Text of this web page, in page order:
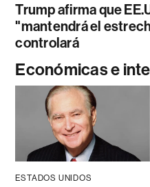
Trump afirma que
"mantendrá el
controlará
Económicas e
ESTADOS UNIDOS